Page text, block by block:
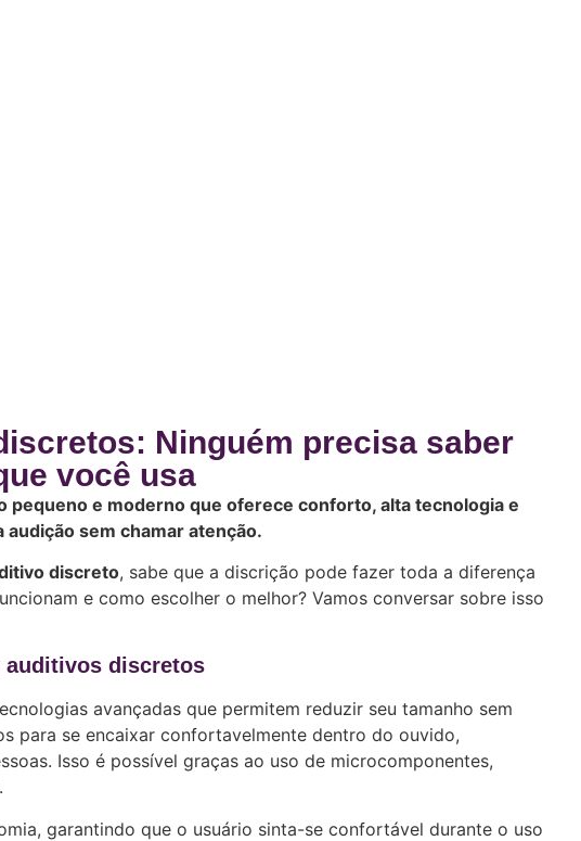
Ninguém precisa saber
você usa
e moderno que oferece conforto, alta tecnologia e
sem chamar atenção.
discreto, sabe que a discrição pode fazer toda a diferença
e como escolher o melhor? Vamos conversar sobre isso
auditivos discretos
avançadas que permitem reduzir seu tamanho sem
para se encaixar confortavelmente dentro do ouvido,
Isso é possível graças ao uso de microcomponentes,
garantindo que o usuário sinta-se confortável durante o uso